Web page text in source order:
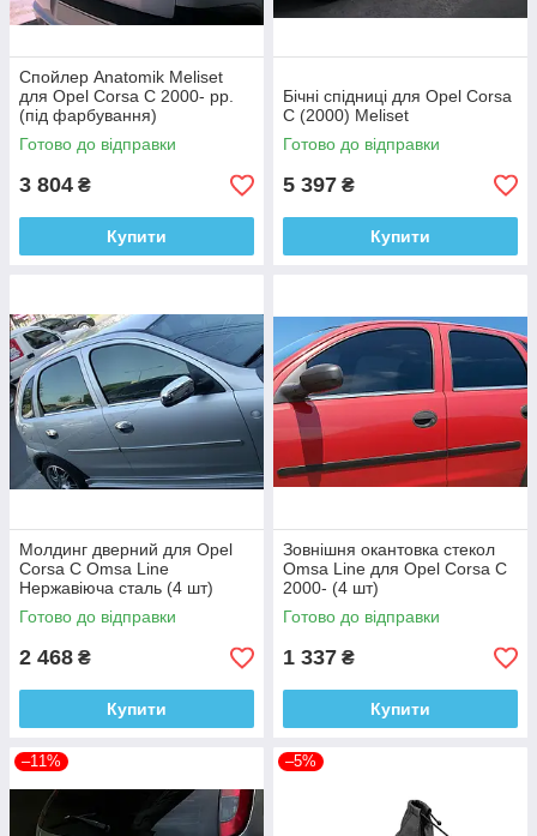
Спойлер Anatomik Meliset
для Opel Corsa C 2000- рр.
(під фарбування)
Готово до відправки
3 804 ₴
Купити
Бічні спідниці для Opel Corsa
C (2000) Meliset
Готово до відправки
5 397 ₴
Купити
Молдинг дверний для Opel
Corsa C Omsa Line
Нержавіюча сталь (4 шт)
Готово до відправки
2 468 ₴
Купити
Зовнішня окантовка стекол
Omsa Line для Opel Corsa C
2000- (4 шт)
Готово до відправки
1 337 ₴
Купити
–11% –5%